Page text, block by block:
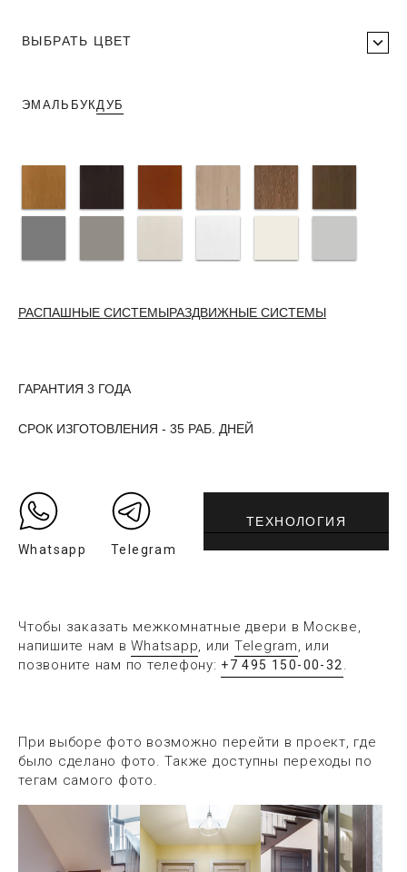
ВЫБРАТЬ ЦВЕТ
ЭМАЛЬ БУКДУБ
РАСПАШНЫЕ СИСТЕМЫРАЗДВИЖНЫЕ СИСТЕМЫ
ГАРАНТИЯ 3 ГОДА
СРОК ИЗГОТОВЛЕНИЯ - 35 РАБ. ДНЕЙ
Whatsapp Telegram
ТЕХНОЛОГИЯ
Чтобы заказать межкомнатные двери в Москве,
напишите нам вWhatsapp, или Telegram, или
позвоните нам по телефону: +7 495 150-00-32.
При выборе фото возможно перейти в проект, где
было сделано фото. Также доступны переходы по
тегам самого фото.